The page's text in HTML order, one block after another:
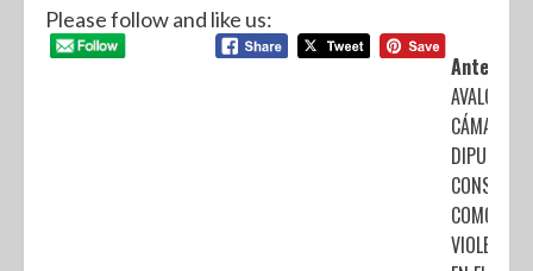
Please follow and like us:
Anterior:
AVALÓ LA
CÁMARA
COMO
VIOLENCIA